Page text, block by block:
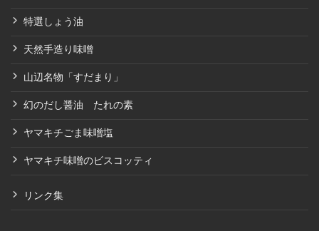
特選しょう油
天然手造り味噌
山辺名物「すだまり」
幻のだし醤油 たれの素
ヤマキチごま味噌塩
ヤマキチ味噌のビスコッティ
リンク集